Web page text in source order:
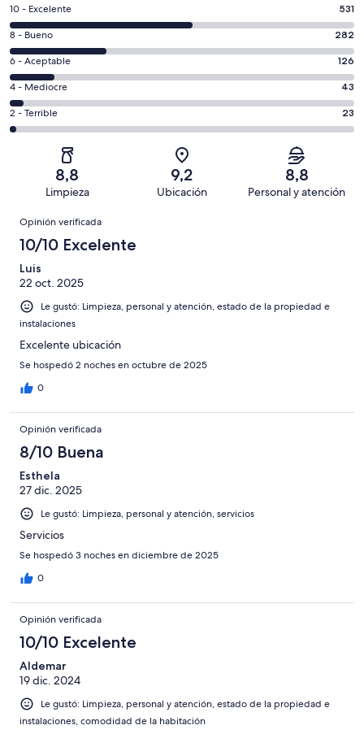
Evaluación:
10
-
Excelente.
531
de
1005
opiniones
10 - Excelente 531
Evaluación:
8
-
Bueno.
282
de
opiniones
8 - Bueno 282
Evaluación:
6
-
Aceptable.
126
opiniones
6 - Aceptable 126
Evaluación:
4
-
4 - Mediocre 43
Evaluación:
2
1005
2 - Terrible 23
8,8
Limpieza
9,2
Ubicación
8,8
Personal y atención
Opiniones
Opinión verificada
10/10 Excelente
Luis
22 oct. 2025
Le gustó: Limpieza, personal y atención, estado de la propiedad e
instalaciones
Excelente ubicación
Se hospedó 2 noches en octubre de 2025
0
Opinión verificada
8/10 Buena
Esthela
27 dic. 2025
Le gustó: Limpieza, personal y atención, servicios
Servicios
Se hospedó 3 noches en diciembre de 2025
0
Opinión verificada
10/10 Excelente
Aldemar
19 dic. 2024
Le gustó: Limpieza, personal y atención, estado de la propiedad e
instalaciones, comodidad de la habitación